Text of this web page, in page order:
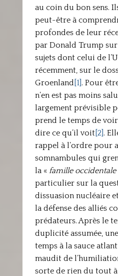
au coin du bon sens.
peut-être à
profondes de leur
par Donald Trump
sujets dont celui de
récemment, sur le
Groenland [1]. Pour
n’en est pas moins
largement prévisible
prend le temps de
dire ce qu’il voit[2].
rappel à l’ordre pour
somnambules qui
la « famille occidentale
particulier sur la
dissuasion nucléaire
la défense des alliés
prédateurs. Après le
duplicité assumée,
temps à la sauce
maudit de
sorte de rien du tout